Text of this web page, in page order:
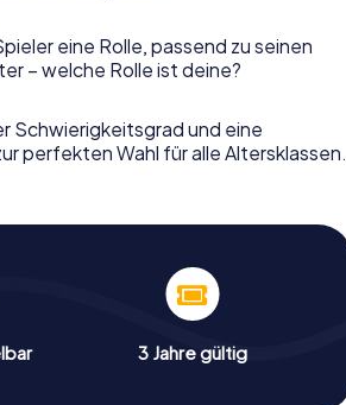
eine Rolle, passend zu seinen
– welche Rolle ist deine?
Schwierigkeitsgrad und eine
perfekten Wahl für alle Altersklassen.
3 Jahre gültig